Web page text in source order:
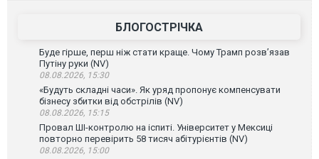
БЛОГОСТРІЧКА
Буде гірше, перш ніж стати краще. Чому Трамп розв’язав
Путіну руки (NV)
08.08.2026, 15:30
«Будуть складні часи». Як уряд пропонує компенсувати
бізнесу збитки від обстрілів (NV)
08.08.2026, 15:15
Провал ШІ-контролю на іспиті. Університет у Мексиці
повторно перевірить 58 тисяч абітурієнтів (NV)
08.08.2026, 15:00